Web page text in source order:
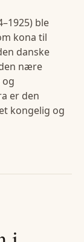
ble
kona til
danske
nære
er den
kongelig og